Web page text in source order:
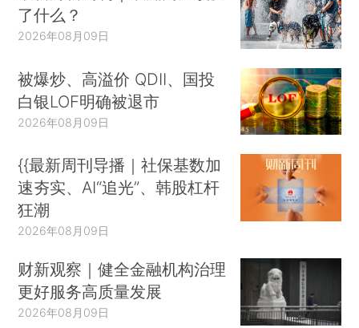
了什么？
2026年08月09日
被爆炒、高溢价 QDII、国投
白银LOF明确被退市
2026年08月09日
{{最新周刊导播｜社保基数加
速夯实、AI“追光”、韩股杠杆
狂潮
2026年08月09日
财新观察｜健全金融机构治理
更好服务高质量发展
2026年08月09日